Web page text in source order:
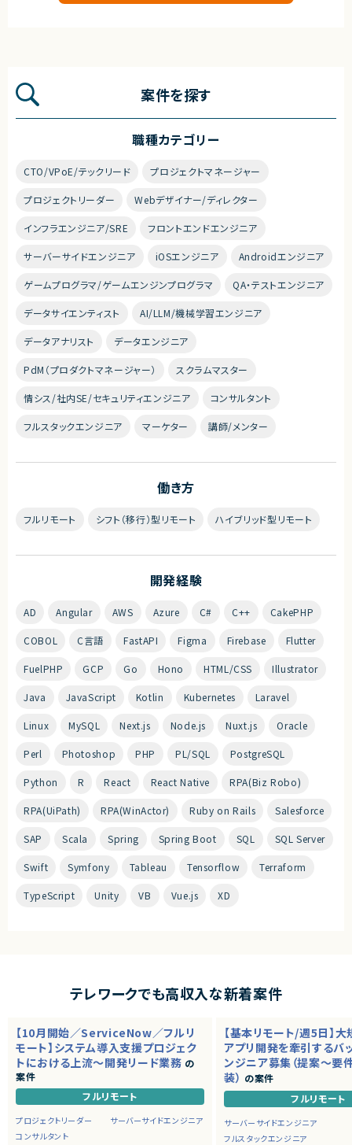
案件を探す
職種カテゴリー
CTO/VPoE/テックリード プロジェクトマネージャー
プロジェクトリーダー Webデザイナー/ディレクター
インフラエンジニア/SRE フロントエンドエンジニア
サーバーサイドエンジニア iOSエンジニア Androidエンジニア
ゲームプログラマ/ゲームエンジンプログラマ QA・テストエンジニア
データサイエンティスト AI/LLM/機械学習エンジニア
データアナリスト データエンジニア
PdM（プロダクトマネージャー） スクラムマスター
情シス/社内SE/セキュリティエンジニア コンサルタント
フルスタックエンジニア マーケター 講師/メンター
働き方
フルリモート シフト（移行）型リモート ハイブリッド型リモート
開発経験
AD Angular AWS Azure C# C++ CakePHP
COBOL C言語 FastAPI Figma Firebase Flutter
FuelPHP GCP Go Hono HTML/CSS Illustrator
Java JavaScript Kotlin Kubernetes Laravel
Linux MySQL Next.js Node.js Nuxt.js Oracle
Perl Photoshop PHP PL/SQL PostgreSQL
Python R React React Native RPA(Biz Robo)
RPA(UiPath) RPA(WinActor) Ruby on Rails Salesforce
SAP Scala Spring Spring Boot SQL SQL Server
Swift Symfony Tableau Tensorflow Terraform
TypeScript Unity VB Vue.js XD
テレワークでも高収入な新着案件
【10月開始／ServiceNow／フルリ
モート】システム導入支援プロジェク
トにおける上流～開発リード業務 の
案件
フルリモート
プロジェクトリーダー
サーバーサイドエンジニア
コンサルタント
【基本リモート/週5日】
アプリ開発を牽引するバ
ンジニア募集（提案～要
装） の案件
フルリモート
サーバーサイドエンジニア
フルスタックエンジニア